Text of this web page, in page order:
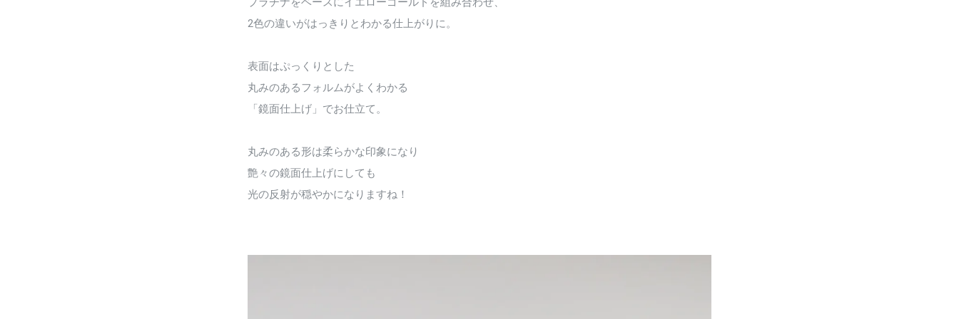
2色の違いがはっきりとわかる仕上がりに。
表面はぷっくりとした
丸みのあるフォルムがよくわかる
「鏡面仕上げ」でお仕立て。
丸みのある形は柔らかな印象になり
艶々の鏡面仕上げにしても
光の反射が穏やかになりますね！